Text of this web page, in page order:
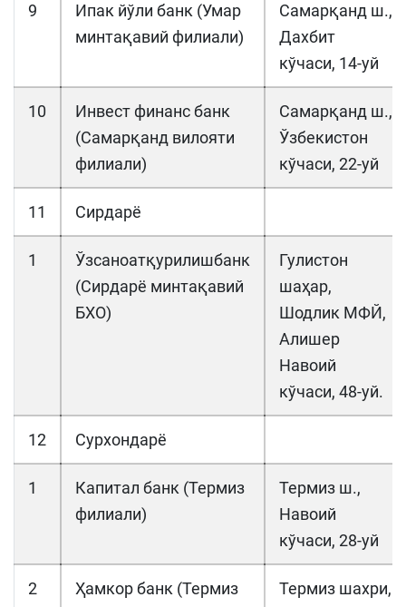
9
Ипак йўли банк (Умар
минтақавий филиали)
Самарқанд ш.,
Дахбит
кўчаси, 14-уй
10
Инвест финанс банк
(Самарқанд вилояти
филиали)
Самарқанд ш.,
Ўзбекистон
кўчаси, 22-уй
11 Сирдарё
1
Ўзсаноатқурилишбанк
(Сирдарё минтақавий
БХО)
Гулистон
шаҳар,
Шодлик МФЙ,
Алишер
Навоий
кўчаси, 48-уй.
12 Сурхондарё
1
Капитал банк (Термиз
филиали)
Термиз ш.,
Навоий
кўчаси, 28-уй
2
Ҳамкор банк (Термиз
Термиз шахри,